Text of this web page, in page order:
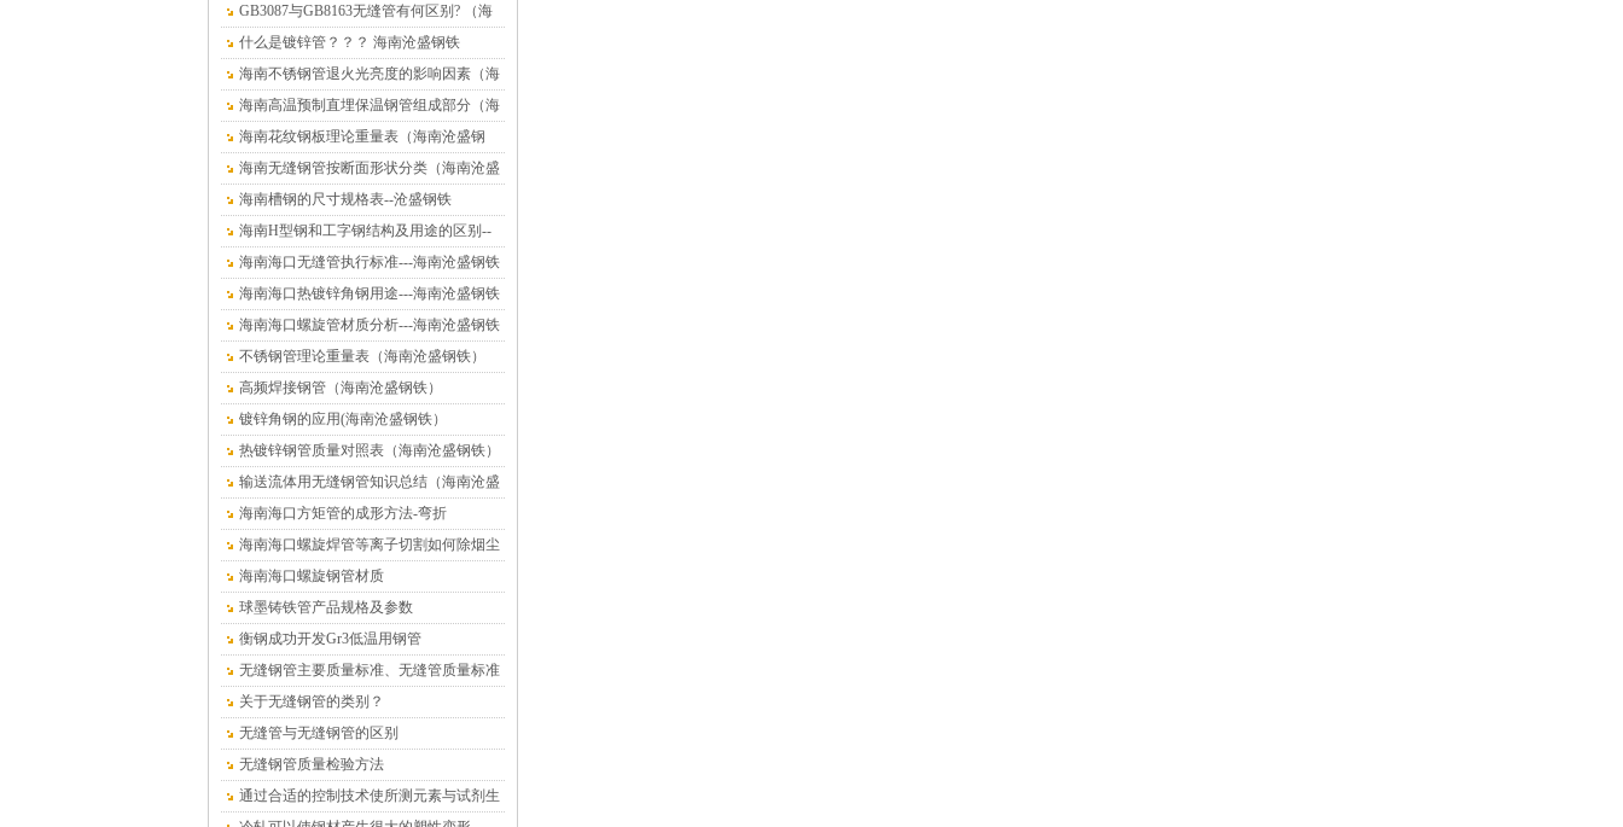
海南沧盛钢材
GB3087与GB8163无缝管有何区别? （海
南沧盛钢铁）
什么是镀锌管？？？ 海南沧盛钢铁
海南不锈钢管退火光亮度的影响因素（海
南沧盛钢铁）
海南高温预制直埋保温钢管组成部分（海
南沧盛钢铁）
海南花纹钢板理论重量表（海南沧盛钢
铁）
海南无缝钢管按断面形状分类（海南沧盛
钢铁）
海南槽钢的尺寸规格表--沧盛钢铁
海南H型钢和工字钢结构及用途的区别--
沧盛钢铁
海南海口无缝管执行标准---海南沧盛钢铁
海南海口热镀锌角钢用途---海南沧盛钢铁
海南海口螺旋管材质分析---海南沧盛钢铁
不锈钢管理论重量表（海南沧盛钢铁）
高频焊接钢管（海南沧盛钢铁）
镀锌角钢的应用(海南沧盛钢铁）
热镀锌钢管质量对照表（海南沧盛钢铁）
输送流体用无缝钢管知识总结（海南沧盛
钢铁）
海南海口方矩管的成形方法-弯折
海南海口螺旋焊管等离子切割如何除烟尘
海南海口螺旋钢管材质
球墨铸铁管产品规格及参数
衡钢成功开发Gr3低温用钢管
无缝钢管主要质量标准、无缝管质量标准
关于无缝钢管的类别？
无缝管与无缝钢管的区别
无缝钢管质量检验方法
通过合适的控制技术使所测元素与试剂生